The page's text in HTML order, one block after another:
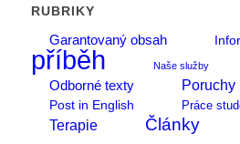
RUBRIKY
Garantovaný obsah
příběh
Naše služby
Odborné texty Poruchy
Post in English Práce
Terapie Články